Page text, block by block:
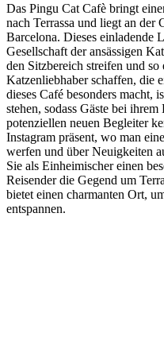
Das Pingu Cat Cafè bringt
nach Terrassa und liegt an der
Barcelona. Dieses einladende
Gesellschaft der ansässigen
den Sitzbereich streifen und
Katzenliebhaber schaffen, die
dieses Café besonders macht,
stehen, sodass Gäste bei
potenziellen neuen Begleiter
Instagram präsent, wo man
werfen und über Neuigkeiten
Sie als Einheimischer einen
Reisender die Gegend um
bietet einen charmanten Ort,
entspannen.